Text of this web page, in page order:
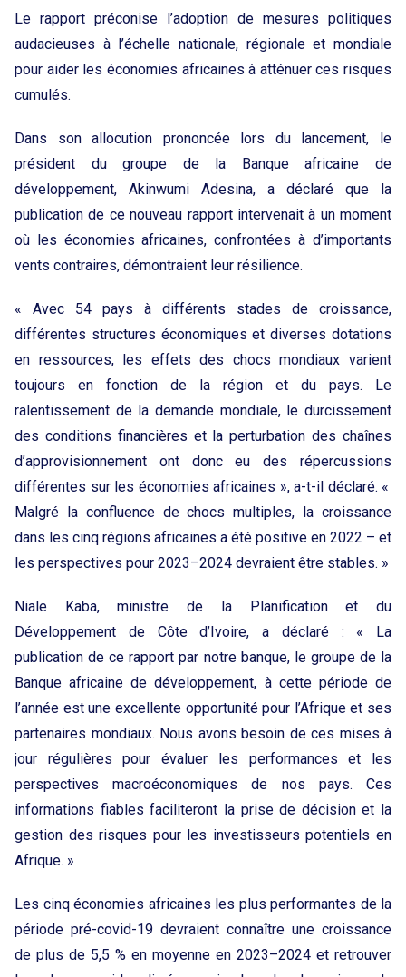
Le rapport préconise l’adoption de mesures politiques
audacieuses à l’échelle nationale, régionale et mondiale
pour aider les économies africaines à atténuer ces risques
cumulés.
Dans son allocution prononcée lors du lancement, le
président du groupe de la Banque africaine de
développement, Akinwumi Adesina, a déclaré que la
publication de ce nouveau rapport intervenait à un moment
où les économies africaines, confrontées à d’importants
vents contraires, démontraient leur résilience.
« Avec 54 pays à différents stades de croissance,
différentes structures économiques et diverses dotations
en ressources, les effets des chocs mondiaux varient
toujours en fonction de la région et du pays. Le
ralentissement de la demande mondiale, le durcissement
des conditions financières et la perturbation des chaînes
d’approvisionnement ont donc eu des répercussions
différentes sur les économies africaines », a-t-il déclaré. «
Malgré la confluence de chocs multiples, la croissance
dans les cinq régions africaines a été positive en 2022 – et
les perspectives pour 2023–2024 devraient être stables. »
Niale Kaba, ministre de la Planification et du
Développement de Côte d’Ivoire, a déclaré : « La
publication de ce rapport par notre banque, le groupe de la
Banque africaine de développement, à cette période de
l’année est une excellente opportunité pour l’Afrique et ses
partenaires mondiaux. Nous avons besoin de ces mises à
jour régulières pour évaluer les performances et les
perspectives macroéconomiques de nos pays. Ces
informations fiables faciliteront la prise de décision et la
gestion des risques pour les investisseurs potentiels en
Afrique. »
Les cinq économies africaines les plus performantes de la
période pré-covid-19 devraient connaître une croissance
de plus de 5,5 % en moyenne en 2023–2024 et retrouver